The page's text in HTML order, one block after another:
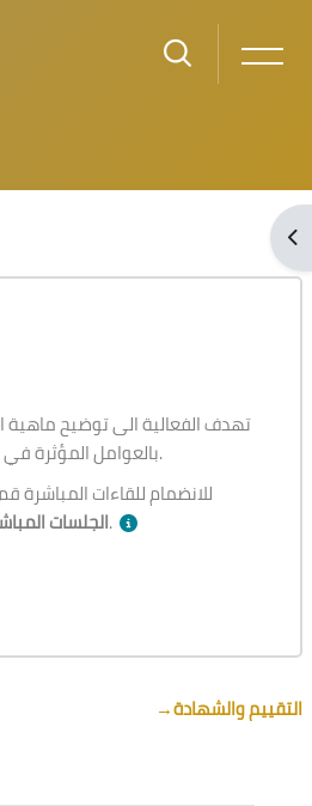
تهدف الفعالية الى توضيح ماهية
بالعوامل المؤثرة في تخطيط المسار الوظيفي.
للانضمام للقاءات المباشرة
الجلساتبالأسفل وقت الجلسة.
→التقييم والشهادة